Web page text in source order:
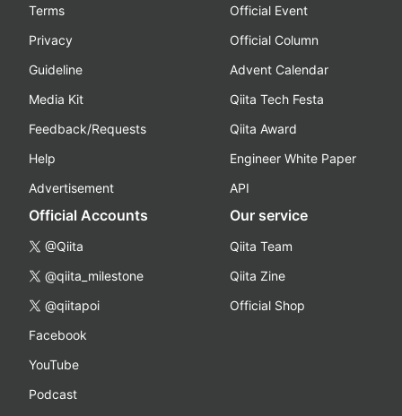
Terms
Privacy
Guideline
Media Kit
Feedback/Requests
Help
Advertisement
Official Event
Official Column
Advent Calendar
Qiita Tech Festa
Qiita Award
Engineer White Paper
API
Official Accounts
@Qiita
@qiita_milestone
@qiitapoi
Facebook
YouTube
Podcast
Our service
Qiita Team
Qiita Zine
Official Shop